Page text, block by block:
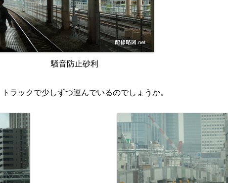
騒音防止砂利
ラックで少しずつ運んでいるのでしょうか。